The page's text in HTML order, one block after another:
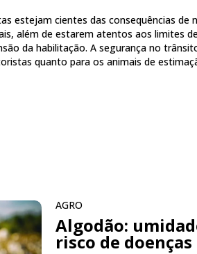
estejam cientes das consequências de
além de estarem atentos aos limites
da habilitação. A segurança no
quanto para os animais de
AGRO
Algodão:
risco de doenças